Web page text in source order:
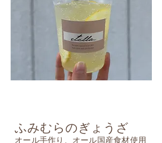
ふみむらのぎょうざ
オール手作り、オール国産食材使用